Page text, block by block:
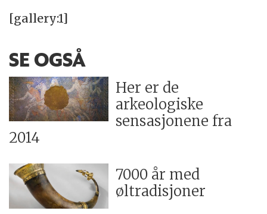
[gallery:1]
SE OGSÅ
Her er de
arkeologiske
sensasjonene fra
2014
7000 år med
øltradisjoner